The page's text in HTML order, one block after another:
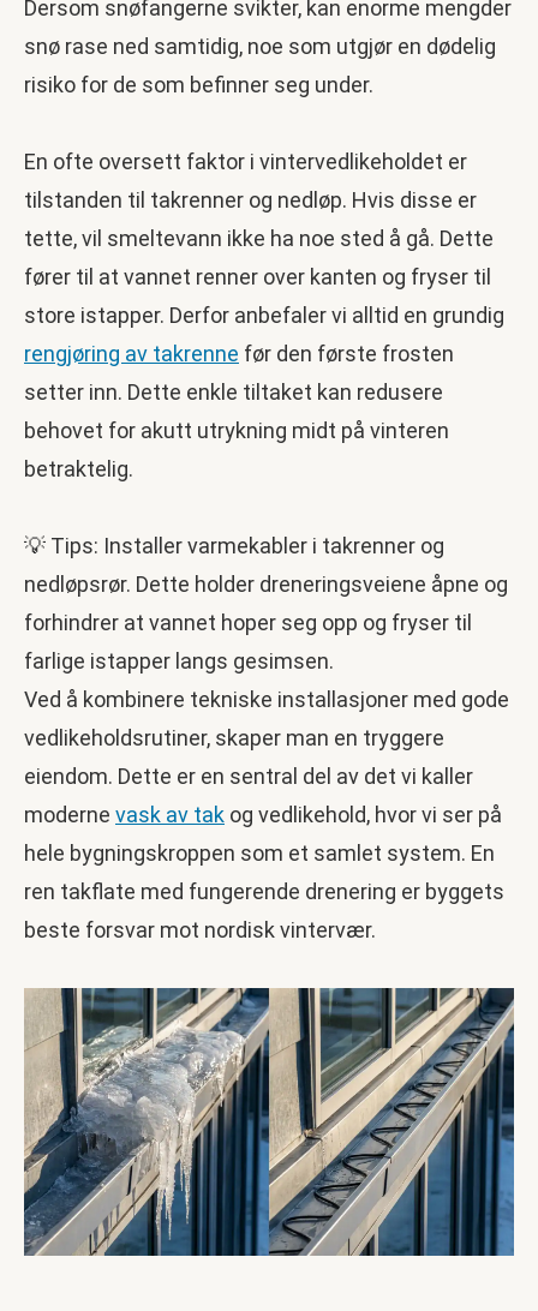
Dersom snøfangerne svikter, kan enorme mengder
snø rase ned samtidig, noe som utgjør en dødelig
risiko for de som befinner seg under.
En ofte oversett faktor i vintervedlikeholdet er
tilstanden til takrenner og nedløp. Hvis disse er
tette, vil smeltevann ikke ha noe sted å gå. Dette
fører til at vannet renner over kanten og fryser til
store istapper. Derfor anbefaler vi alltid en grundig
rengjøring av takrenne før den første frosten
setter inn. Dette enkle tiltaket kan redusere
behovet for akutt utrykning midt på vinteren
betraktelig.
💡 Tips: Installer varmekabler i takrenner og
nedløpsrør. Dette holder dreneringsveiene åpne og
forhindrer at vannet hoper seg opp og fryser til
farlige istapper langs gesimsen.
Ved å kombinere tekniske installasjoner med gode
vedlikeholdsrutiner, skaper man en tryggere
eiendom. Dette er en sentral del av det vi kaller
moderne vask av tak og vedlikehold, hvor vi ser på
hele bygningskroppen som et samlet system. En
ren takflate med fungerende drenering er byggets
beste forsvar mot nordisk vintervær.